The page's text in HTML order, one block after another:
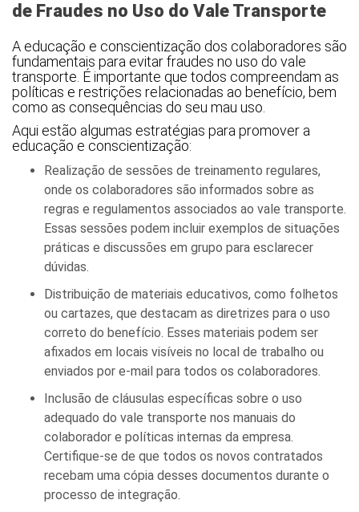
de Fraudes no Uso do Vale Transporte
A educação e conscientização dos colaboradores são
fundamentais para evitar fraudes no uso do vale
transporte. É importante que todos compreendam as
políticas e restrições relacionadas ao benefício, bem
como as consequências do seu mau uso.
Aqui estão algumas estratégias para promover a
educação e conscientização:
Realização de sessões de treinamento regulares,
onde os colaboradores são informados sobre as
regras e regulamentos associados ao vale transporte.
Essas sessões podem incluir exemplos de situações
práticas e discussões em grupo para esclarecer
dúvidas.
Distribuição de materiais educativos, como folhetos
ou cartazes, que destacam as diretrizes para o uso
correto do benefício. Esses materiais podem ser
afixados em locais visíveis no local de trabalho ou
enviados por e-mail para todos os colaboradores.
Inclusão de cláusulas específicas sobre o uso
adequado do vale transporte nos manuais do
colaborador e políticas internas da empresa.
Certifique-se de que todos os novos contratados
recebam uma cópia desses documentos durante o
processo de integração.